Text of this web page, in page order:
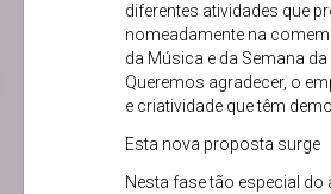
diferentes atividades que
nomeadamente na
da Música e da Semana da
Queremos agradecer, o
e criatividade que têm
Esta nova proposta surge
Nesta fase tão especial